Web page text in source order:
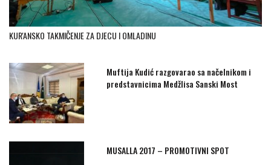
KUR'ANSKO TAKMIČENJE ZA DJECU I OMLADINU
Muftija Kudić razgovarao sa načelnikom i
predstavnicima Medžlisa Sanski Most
MUSALLA 2017 – PROMOTIVNI SPOT